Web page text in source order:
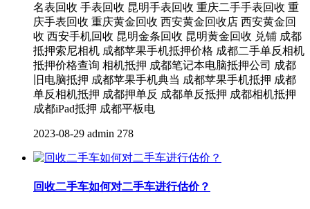
名表回收 手表回收 昆明手表回收 重庆二手手表回收 重
庆手表回收 重庆黄金回收 西安黄金回收店 西安黄金回
收 西安手机回收 昆明金条回收 昆明黄金回收 兑铺 成都
抵押索尼相机 成都苹果手机抵押价格 成都二手单反相机
抵押价格查询 相机抵押 成都笔记本电脑抵押公司 成都
旧电脑抵押 成都苹果手机典当 成都苹果手机抵押 成都
单反相机抵押 成都押单反 成都单反抵押 成都相机抵押
成都iPad抵押 成都平板电
2023-08-29 admin 278
回收二手车如何对二手车进行估价？